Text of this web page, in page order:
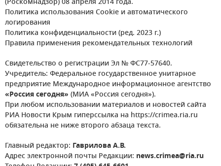
Политика использования Cookie и автоматического
логирования
Политика конфиденциальности (ред. 2023 г.)
Правила применения рекомендательных технологий
Свидетельство о регистрации Эл № ФС77-57640.
Учредитель: Федеральное государственное унитарное
предприятие Международное информационное агентство
«Россия сегодня» (МИА «Россия сегодня»).
При любом использовании материалов и новостей сайта
РИА Новости Крым гиперссылка на https://crimea.ria.ru
обязательна не ниже второго абзаца текста.
Главный редактор: Гаврилова А.В.
Адрес электронной почты Редакции: news.crimea@ria.ru